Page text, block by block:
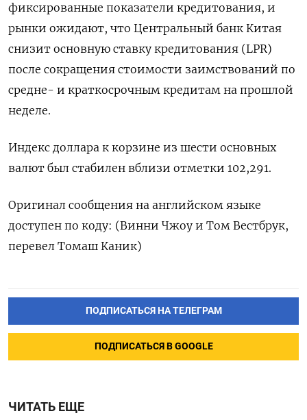
фиксированные показатели кредитования, и
рынки ожидают, что Центральный банк Китая
снизит основную ставку кредитования (LPR)
после сокращения стоимости заимствований по
средне- и краткосрочным кредитам на прошлой
неделе.
Индекс доллара к корзине из шести основных
валют был стабилен вблизи отметки 102,291​.
Оригинал сообщения на английском языке
доступен по коду: (Винни Чжоу и Том Вестбрук,
перевел Томаш Каник)
ПОДПИСАТЬСЯ НА ТЕЛЕГРАМ
ПОДПИСАТЬСЯ В GOOGLE
ЧИТАТЬ ЕЩЕ